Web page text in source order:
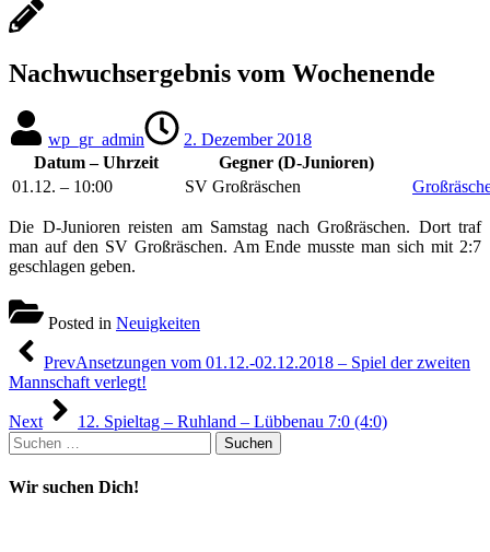
Nachwuchsergebnis vom Wochenende
wp_gr_admin
2. Dezember 2018
Datum – Uhrzeit
Gegner (D-Junioren)
01.12. – 10:00
SV Großräschen
Die D-Junioren reisten am Samstag nach Großräschen. Dort traf
man auf den SV Großräschen. Am Ende musste man sich mit 2:7
geschlagen geben.
Posted in Neuigkeiten
Beitragsnavigation
PrevAnsetzungen vom 01.12.-02.12.2018 – Spiel der zweiten
Mannschaft verlegt!
Next
12. Spieltag – Ruhland – Lübbenau 7:0 (4:0)
Suchen
nach:
Wir suchen Dich!